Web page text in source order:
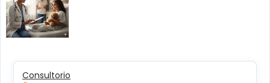
Consultorio